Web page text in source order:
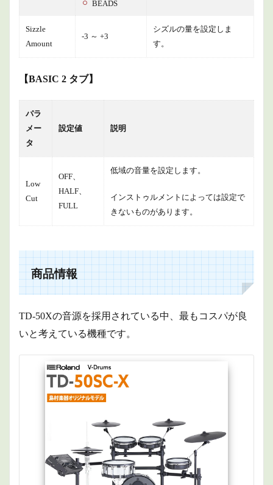
BEADS
Sizzle
Amount
-3 ～ +3
シズルの量を設定しま
す。
【BASIC 2 タブ】
パラ
メー
タ
設定値 説明
Low
Cut
OFF、
HALF、
FULL
低域の音量を設定します。
インストゥルメントによっては設定で
きないものがあります。
商品情報
TD-50Xの音源を採用されている中、最もコスパが良
いと考えている機種です。